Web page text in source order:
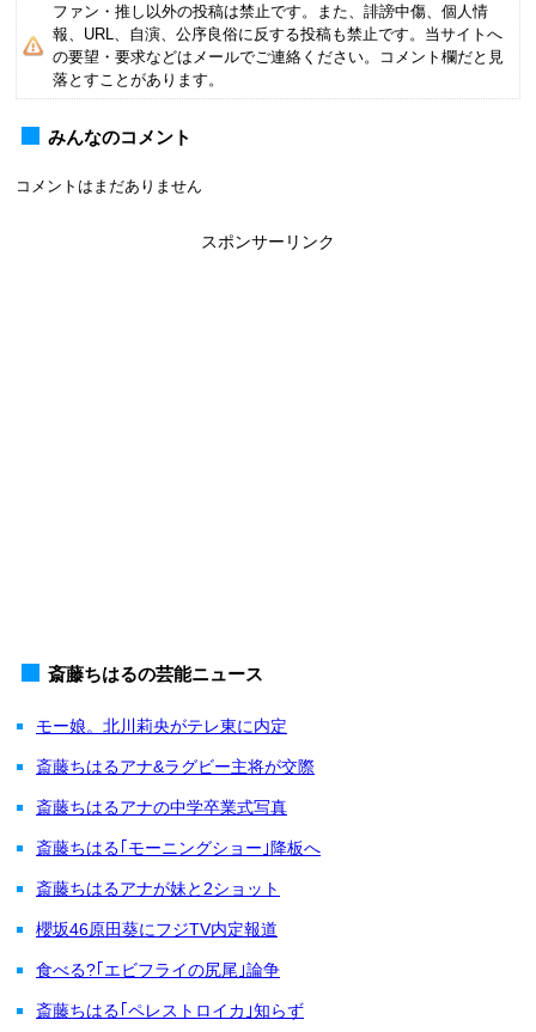
ファン・推し以外の投稿は禁止です。また、誹謗中傷、個人情
報、URL、自演、公序良俗に反する投稿も禁止です。当サイトへ
の要望・要求などはメールでご連絡ください。コメント欄だと見
落とすことがあります。
みんなのコメント
コメントはまだありません
スポンサーリンク
斎藤ちはるの芸能ニュース
モー娘。北川莉央がテレ東に内定
斎藤ちはるアナ&ラグビー主将が交際
斎藤ちはるアナの中学卒業式写真
斎藤ちはる｢モーニングショー｣降板へ
斎藤ちはるアナが妹と2ショット
櫻坂46原田葵にフジTV内定報道
食べる?｢エビフライの尻尾｣論争
斎藤ちはる｢ペレストロイカ｣知らず